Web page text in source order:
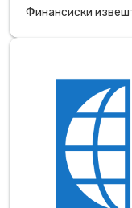
Финансиски